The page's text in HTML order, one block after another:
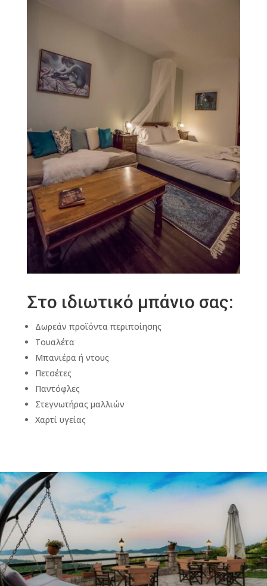
Στο ιδιωτικό μπάνιο σας:
Δωρεάν προϊόντα περιποίησης
Τουαλέτα
Μπανιέρα ή ντους
Πετσέτες
Παντόφλες
Στεγνωτήρας μαλλιών
Χαρτί υγείας